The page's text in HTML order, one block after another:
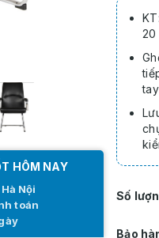
HÔM NAY
Nội
toán
20
Số
Bảo